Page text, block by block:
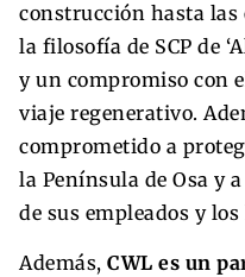
construcción hasta las
la filosofía de SCP de
y un compromiso con
viaje regenerativo.
comprometido a
la Península de Osa y
de sus empleados y
Además, CWL es un